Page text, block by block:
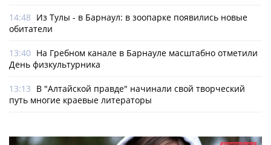
14:48 Из Тулы - в Барнаул: в зоопарке появились новые
обитатели
13:40 На Гребном канале в Барнауле масштабно отметили
День физкультурника
13:13 В "Алтайской правде" начинали свой творческий
путь многие краевые литераторы